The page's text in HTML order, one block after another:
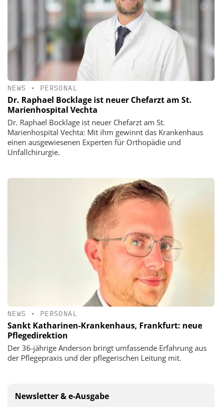
NEWS • PERSONAL
Dr. Raphael Bocklage ist neuer Chefarzt am St.
Marienhospital Vechta
Dr. Raphael Bocklage ist neuer Chefarzt am St.
Marienhospital Vechta: Mit ihm gewinnt das Krankenhaus
einen ausgewiesenen Experten für Orthopädie und
Unfallchirurgie.
NEWS • PERSONAL
Sankt Katharinen-Krankenhaus, Frankfurt: neue
Pflegedirektion
Der 36-jährige Anderson bringt umfassende Erfahrung aus
der Pflegepraxis und der pflegerischen Leitung mit.
Newsletter & e-Ausgabe